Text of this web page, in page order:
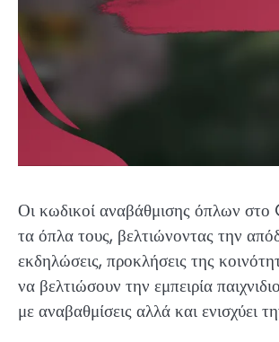
Οι κωδικοί αναβάθμισης όπλων
τα όπλα τους, βελτιώνοντας την
εκδηλώσεις, προκλήσεις της
να βελτιώσουν την εμπειρία
με αναβαθμίσεις αλλά και ενισχύει